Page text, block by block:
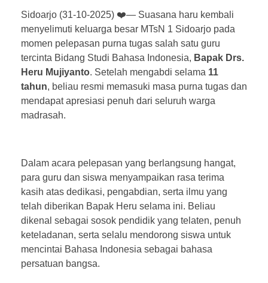
Sidoarjo (31-10-2025) ❤️— Suasana haru kembali
menyelimuti keluarga besar MTsN 1 Sidoarjo pada
momen pelepasan purna tugas salah satu guru
tercinta Bidang Studi Bahasa Indonesia, Bapak Drs.
Heru Mujiyanto. Setelah mengabdi selama 11
tahun, beliau resmi memasuki masa purna tugas dan
mendapat apresiasi penuh dari seluruh warga
madrasah.
Dalam acara pelepasan yang berlangsung hangat,
para guru dan siswa menyampaikan rasa terima
kasih atas dedikasi, pengabdian, serta ilmu yang
telah diberikan Bapak Heru selama ini. Beliau
dikenal sebagai sosok pendidik yang telaten, penuh
keteladanan, serta selalu mendorong siswa untuk
mencintai Bahasa Indonesia sebagai bahasa
persatuan bangsa.